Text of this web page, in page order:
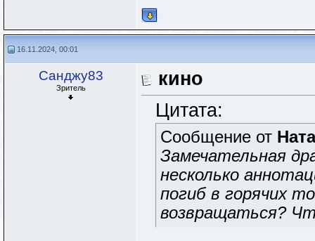
16.11.2024, 00:01
Санджу83
Зритель
кино
Цитата:
Сообщение от
Замечательная
несколько
погиб в горячих
возвращаться?